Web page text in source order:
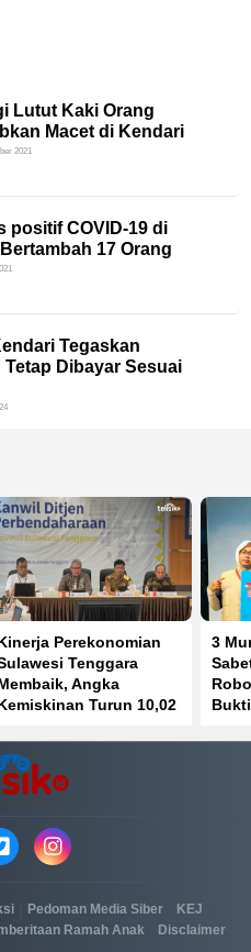
Lutut Kaki Orang
Macet di Kendari
2021
positif COVID-19 di
17 Orang
Tegaskan
Tetap Dibayar Sesuai
Perekonomian
Tenggara
Angka
Turun 10,02
3
Pedoman Media Siber KEJ
Ramah Anak Disclaimer